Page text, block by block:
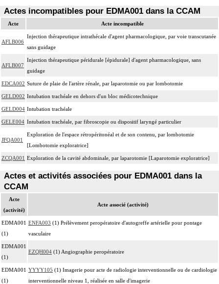
Actes incompatibles pour EDMA001 dans la CCAM
Acte Acte incompatible
AFLB006
Injection thérapeutique intrathécale d'agent pharmacologique, par voie transcutanée
sans guidage
AFLB007
Injection thérapeutique péridurale [épidurale] d'agent pharmacologique, sans
guidage
EDCA002 Suture de plaie de l'artère rénale, par laparotomie ou par lombotomie
GELD002 Intubation trachéale en dehors d'un bloc médicotechnique
GELD004 Intubation trachéale
GELE004 Intubation trachéale, par fibroscopie ou dispositif laryngé particulier
JFQA001
Exploration de l'espace rétropéritonéal et de son contenu, par lombotomie
[Lombotomie exploratrice]
ZCQA001 Exploration de la cavité abdominale, par laparotomie [Laparotomie exploratrice]
Actes et activités associées pour EDMA001 dans la
CCAM
Acte
(activité)
Acte associé (activité)
EDMA001
(1)
ENFA003 (1) Prélèvement peropératoire d'autogreffe artérielle pour pontage
vasculaire
EDMA001
(1)
EZQH004 (1) Angiographie peropératoire
EDMA001
(1)
YYYY105 (1) Imagerie pour acte de radiologie interventionnelle ou de cardiologie
interventionnelle niveau 1, réalisée en salle d'imagerie